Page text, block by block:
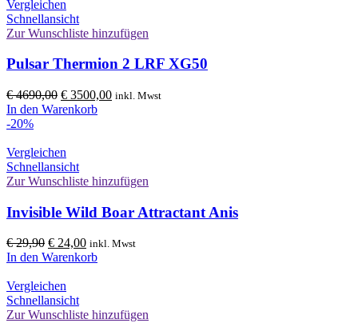
Vergleichen
Schnellansicht
Zur Wunschliste hinzufügen
Pulsar Thermion 2 LRF XG50
€4690,00 Ursprünglicher
Preis
€ 3500,00Aktueller
inkl. Mwst
In den Warenkorb
-20%
Vergleichen
Schnellansicht
Zur Wunschliste hinzufügen
Invisible Wild Boar Attractant Anis
€29,90 Ursprünglicher
Preis
€ 29,90
€ 24,00Aktueller
Preis
inkl. Mwst
In den Warenkorb
Vergleichen
Schnellansicht
Zur Wunschliste hinzufügen